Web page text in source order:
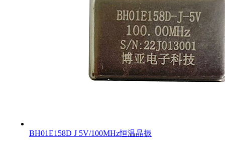
BH01E158D J 5V/100MHz恒温晶振